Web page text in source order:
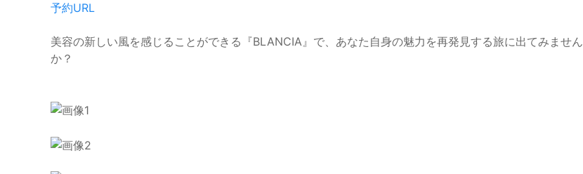
予約URL
美容の新しい風を感じることができる『BLANCIA』で、あなた自身の魅力を再発見する旅に出てみません
か？